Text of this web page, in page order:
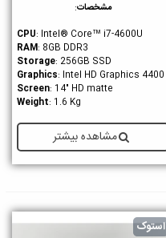
مشخصات:
CPU: Intel® Core™ i7-4600U
RAM: 8GB DDR3
Storage: 256GB SSD
Graphics: Intel HD Graphics 4400
Screen: 14" HD matte
Weight: 1.6 Kg
مشاهده بیشتر
استوک